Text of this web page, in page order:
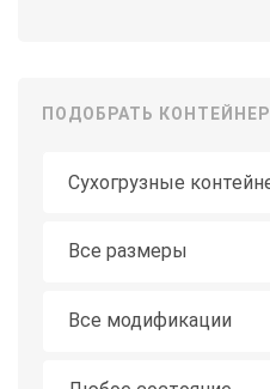
ПОДОБРАТЬ КОНТЕЙНЕР
Все размеры
Все модификации